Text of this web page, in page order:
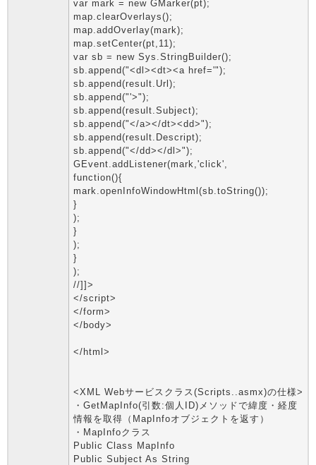
var mark = new GMarker(pt);
map.clearOverlays();
map.addOverlay(mark);
map.setCenter(pt,11);
var sb = new Sys.StringBuilder();
sb.append("<dl><dt><a href='");
sb.append(result.Url);
sb.append("'>");
sb.append(result.Subject);
sb.append("</a></dt><dd>");
sb.append(result.Descript);
sb.append("</dd></dl>");
GEvent.addListener(mark,'click',
function(){
mark.openInfoWindowHtml(sb.toString());
}
);
}
);
}
);
//]]>
</script>
</form>
</body>
</html>
<XML Webサービスクラス(Scripts..asmx)の仕様>
・GetMapInfo(引数:個人ID)メソッドで緯度・経度
情報を取得（MapInfoオブジェクトを返す）
・MapInfoクラス
Public Class MapInfo
Public Subject As String